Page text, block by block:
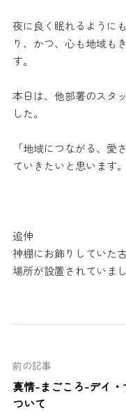
夜に良く眠れるように
り、かつ、心も地域も
す。
本日は、他部署のスタ
した。
「地域につながる、愛
ていきたいと思います。
追伸
神棚にお飾りしていた
場所が設置されていまし
前の記事
真情-まごころ-デイ
ついて